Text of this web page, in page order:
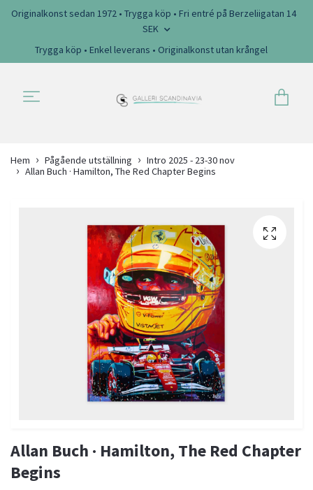
Originalkonst sedan 1972 • Trygga köp • Fri entré på Berzeliigatan 14
SEK
Trygga köp • Enkel leverans • Originalkonst utan krångel
Hem Pågående utställning
Intro 2025 - 23-30 nov
Allan Buch · Hamilton, The Red Chapter Begins
Allan Buch · Hamilton, The Red Chapter
Begins